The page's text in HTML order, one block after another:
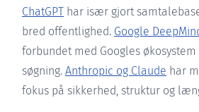
ChatGPT har især gjort
bred offentlighed. Google
forbundet med Googles
søgning. Anthropic og Claude har
fokus på sikkerhed, struktur og